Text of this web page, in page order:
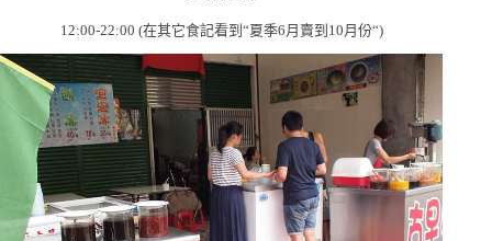
12:00-22:00 (在其它食記看到 “夏季6 月賣到 10 月份“)